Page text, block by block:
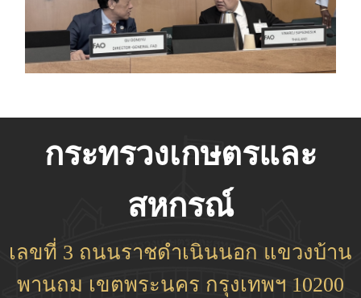
กระทรวงเกษตรและ
สหกรณ์
เลขที่ 3 ถนนราชดำเนินนอก แขวงบ้าน
พานถม เขตพระนคร กรุงเทพฯ 10200